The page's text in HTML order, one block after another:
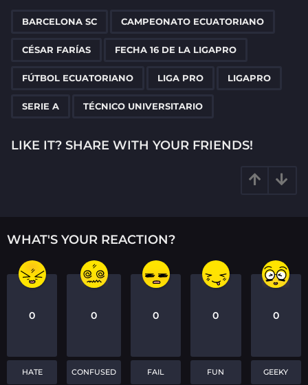
o
BARCELONA SC CAMPEONATO ECUATORIANO
CÉSAR FARÍAS FECHA 16 DE LA LIGAPRO
FÚTBOL ECUATORIANO LIGA PRO LIGAPRO
SERIE A TÉCNICO UNIVERSITARIO
LIKE IT? SHARE WITH YOUR FRIENDS!
WHAT'S YOUR REACTION?
0
HATE
0
CONFUSED
0
FAIL
0
FUN
0
GEEKY